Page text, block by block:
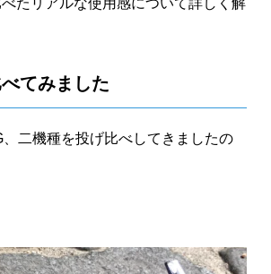
てみました
二機種を投げ比べしてきましたの